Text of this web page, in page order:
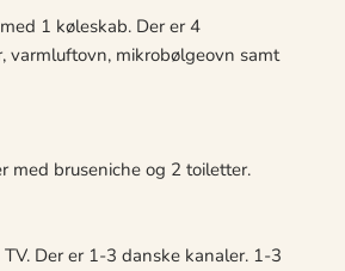
1 køleskab. Der er 4
varmluftovn, mikrobølgeovn samt
med bruseniche og 2 toiletter.
Der er 1-3 danske kanaler. 1-3